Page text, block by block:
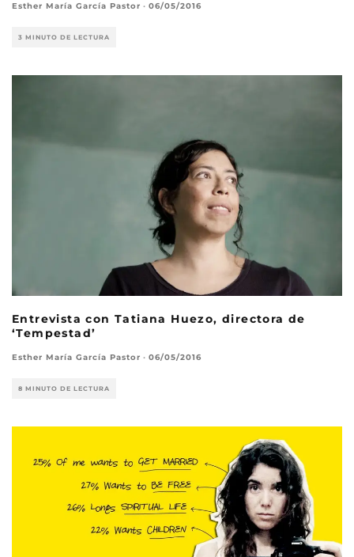
Esther María García Pastor · 06/05/2016
3 MINUTO DE LECTURA
Entrevista con Tatiana Huezo, directora de
‘Tempestad’
Esther María García Pastor · 06/05/2016
8 MINUTO DE LECTURA